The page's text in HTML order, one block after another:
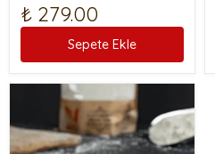
₺ 279.00
Sepete Ekle